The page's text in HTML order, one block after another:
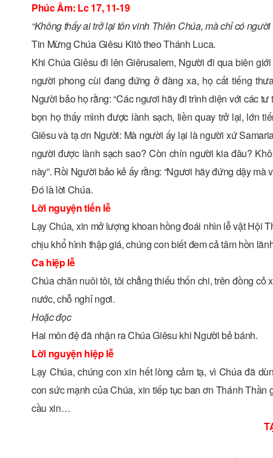
Phúc Âm: Lc 17, 11-19
“Không thấy ai trở lại tôn vinh Thiên Chúa, mà chỉ có người
Tin Mừng Chúa Giêsu Kitô theo Thánh Luca.
Khi Chúa Giêsu đi lên Giêrusalem, Người đi qua biên
người phong cùi đang đứng ở đàng xa, họ cất tiếng
Người bảo họ rằng: “Các ngươi hãy đi trình diện với các
bọn họ thấy mình được lành sạch, liền quay trở lại, lớn
Giêsu và tạ ơn Người: Mà người ấy lại là người xứ
người được lành sạch sao? Còn chín người kia đâu?
này”. Rồi Người bảo kẻ ấy rằng: “Ngươi hãy đứng dậy
Ðó là lời Chúa.
Lời nguyện tiến lễ
Lạy Chúa, xin mở lượng khoan hồng đoái nhìn lễ vật Hội
chịu khổ hình thập giá, chúng con biết đem cả tâm hồn
Ca hiệp lễ
Chúa chăn nuôi tôi, tôi chẳng thiếu thốn chi, trên đồng
nước, chỗ nghỉ ngơi.
Hoặc đọc
Hai môn đệ đã nhận ra Chúa Giêsu khi Người bẻ bánh.
Lời nguyện hiệp lễ
Lạy Chúa, chúng con xin hết lòng cảm tạ, vì Chúa đã
con sức mạnh của Chúa, xin tiếp tục ban ơn Thánh
cầu xin…